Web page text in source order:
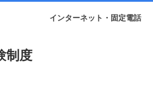
インターネット・固定電話
制度